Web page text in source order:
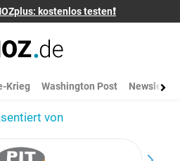
kostenlos testen❗
Krieg Washington Post Newsletter
von